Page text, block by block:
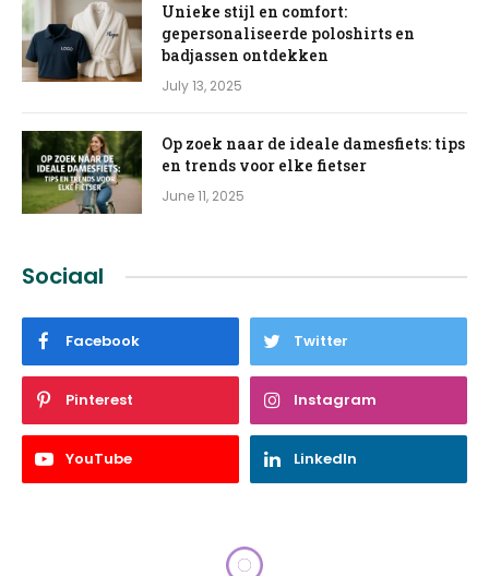
Unieke stijl en comfort:
gepersonaliseerde poloshirts en
badjassen ontdekken
July 13, 2025
Op zoek naar de ideale damesfiets: tips
en trends voor elke fietser
June 11, 2025
Sociaal
Facebook Twitter
Pinterest Instagram
YouTube LinkedIn